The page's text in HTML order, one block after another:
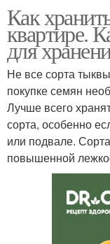
Как
квартире.
для
Не все сорта
покупке семян
Лучше всего
сорта, особенно
или подвале.
повышенной